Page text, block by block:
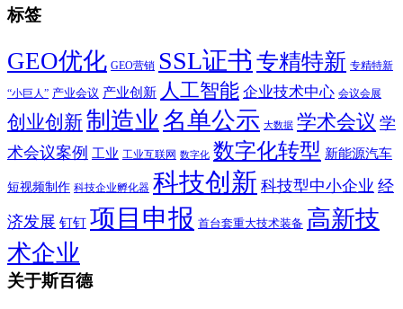
标签
GEO优化 GEO营销 SSL证书 专精特新 专精特新
“小巨人” 产业会议 产业创新 人工智能 企业技术中心 会议会展
创业创新制造业 名单公示 大数据 学术会议 学
术会议案例 工业 工业互联网 数字化 数字化转型 新能源汽车
短视频制作 科技企业孵化器 科技创新 科技型中小企业 经
济发展 钉钉 项目申报 首台套重大技术装备 高新技
术企业
关于斯百德